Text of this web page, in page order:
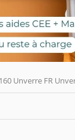
Unverre FR